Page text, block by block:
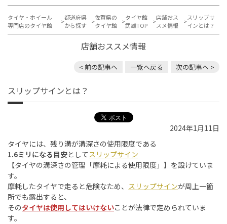
タイヤ・ホイール
専門店のタイヤ館
都道府県
から探す
佐賀県の
タイヤ館
タイヤ館
武雄TOP
店舗おス
スメ情報
スリップサ
インとは？
店舗おススメ情報
< 前の記事へ 一覧へ戻る 次の記事へ >
スリップサインとは？
2024年1月11日
タイヤには、残り溝が溝深さの使用限度である
1.6ミリになる目安としてスリップサイン
【タイヤの溝深さの管理「摩耗による使用限度」】を設けていま
す。
摩耗したタイヤで走ると危険なため、 スリップサインが周上一箇
所でも露出すると、
そのタイヤは使用してはいけないことが法律で定められていま
す。